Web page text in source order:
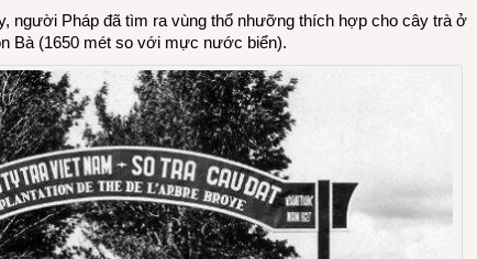
người Pháp đã tìm ra vùng thổ nhưỡng thích hợp cho cây trà ở
Bà (1650 mét so với mực nước biển).